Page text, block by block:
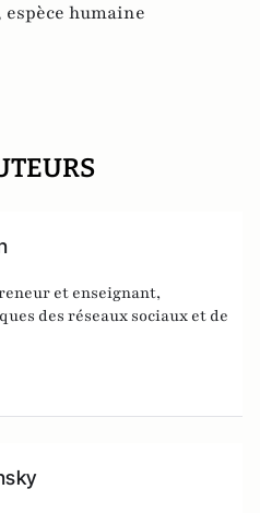
espèce humaine
et enseignant,
des réseaux sociaux et de